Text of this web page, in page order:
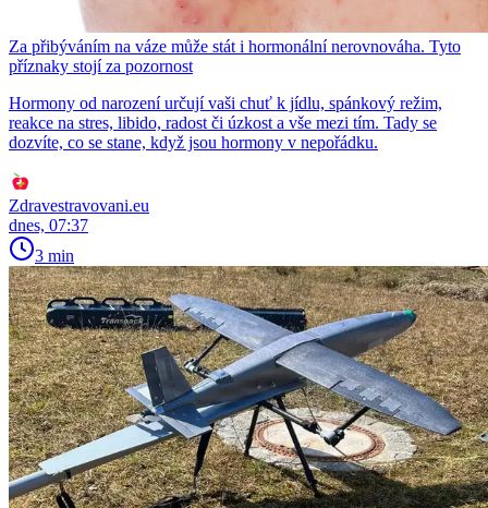
Za přibýváním na váze může stát i hormonální nerovnováha. Tyto
příznaky stojí za pozornost
Hormony od narození určují vaši chuť k jídlu, spánkový režim,
reakce na stres, libido, radost či úzkost a vše mezi tím. Tady se
dozvíte, co se stane, když jsou hormony v nepořádku.
Zdravestravovani.eu
dnes, 07:37
3 min